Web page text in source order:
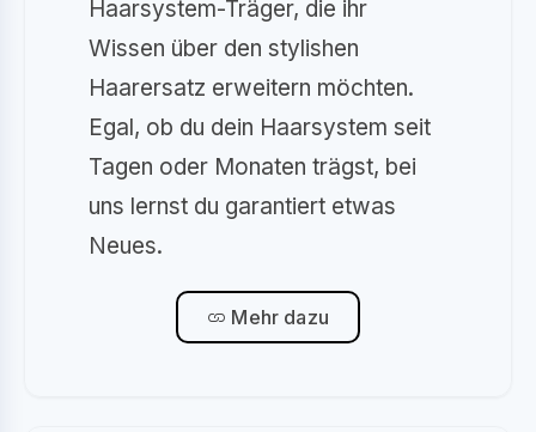
Haarsystem-Träger, die ihr
Wissen über den stylishen
Haarersatz erweitern möchten.
Egal, ob du dein Haarsystem seit
Tagen oder Monaten trägst, bei
uns lernst du garantiert etwas
Neues.
Mehr dazu